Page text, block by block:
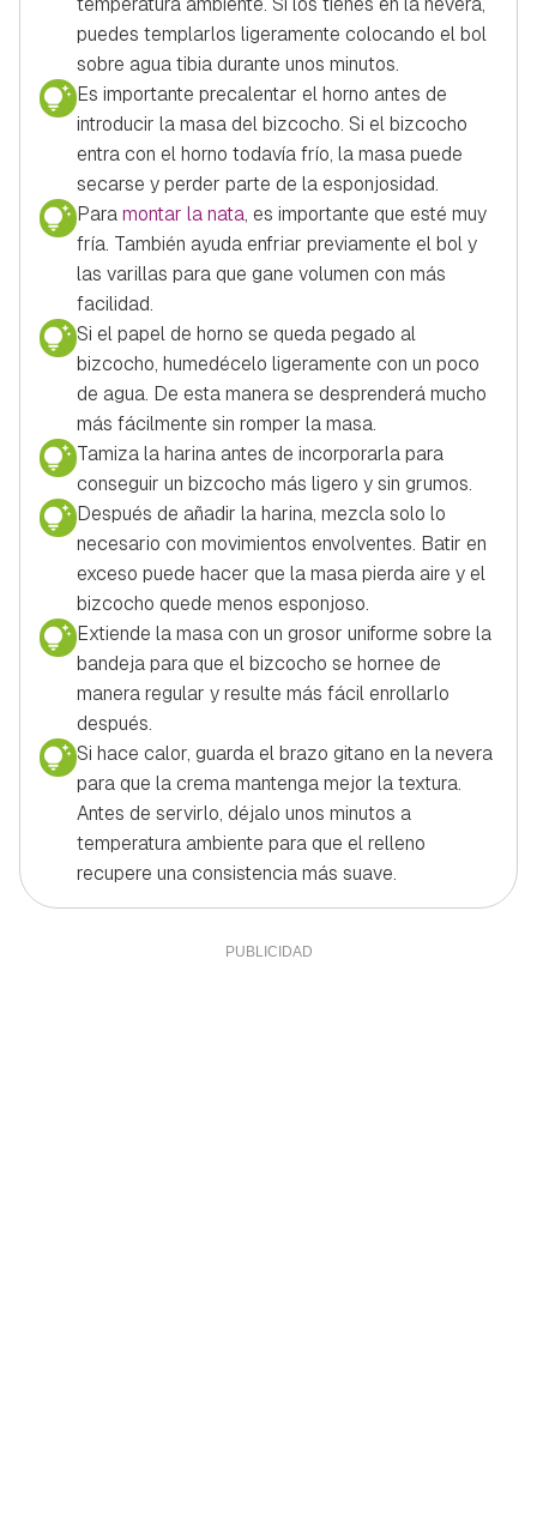
puedes templarlos ligeramente colocando el bol
sobre agua tibia durante unos minutos.
Es importante precalentar el horno antes de
introducir la masa del bizcocho. Si el bizcocho
entra con el horno todavía frío, la masa puede
secarse y perder parte de la esponjosidad.
Paramontar la nata, es importante que esté muy
fría. También ayuda enfriar previamente el bol y
las varillas para que gane volumen con más
facilidad.
Si el papel de horno se queda pegado al
bizcocho, humedécelo ligeramente con un poco
de agua. De esta manera se desprenderá mucho
más fácilmente sin romper la masa.
Tamiza la harina antes de incorporarla para
conseguir un bizcocho más ligero y sin grumos.
Después de añadir la harina, mezcla solo lo
necesario con movimientos envolventes. Batir en
exceso puede hacer que la masa pierda aire y el
bizcocho quede menos esponjoso.
Extiende la masa con un grosor uniforme sobre la
bandeja para que el bizcocho se hornee de
manera regular y resulte más fácil enrollarlo
después.
Si hace calor, guarda el brazo gitano en la nevera
para que la crema mantenga mejor la textura.
Antes de servirlo, déjalo unos minutos a
temperatura ambiente para que el relleno
recupere una consistencia más suave.